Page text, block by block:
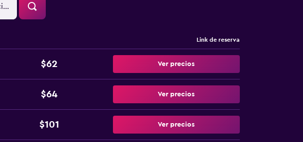
Link de reserva
$62 Ver precios
$64 Ver precios
$101 Ver precios